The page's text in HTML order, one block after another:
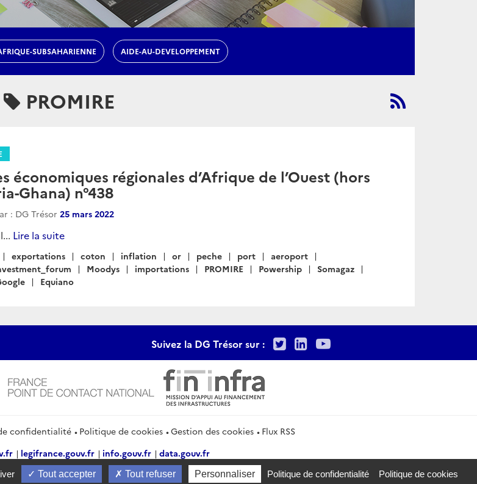
SUBSAHARIENNE AIDE-AU-DEVELOPPEMENT
PROMIRE
économiques régionales d’Afrique de l’Ouest (hors
Ghana) n°438
: DG Trésor 25 mars 2022
Lire la suite
exportations coton inflation or peche port
aeroport
Moodys importations PROMIRE Powership
Somagaz
Equiano
Suivez la DG Trésor sur : TwitterLinkedIn
Youtube
confidentialité Politique de cookies Gestion des cookies
Flux RSS
legifrance.gouv.fr info.gouv.fr
data.gouv.fr
Direction générale du Trésor
Tout accepter Tout refuser Personnaliser Politique de confidentialité Politique de cookies